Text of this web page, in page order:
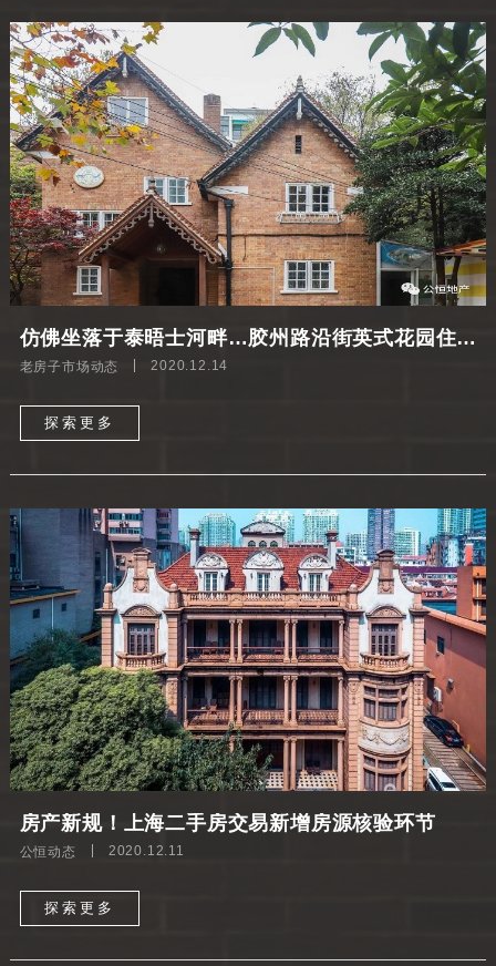
仿佛坐落于泰晤士河畔…胶州路沿街英式花园住宅（花园可停6部车）售
老房子市场动态 2020.12.14
探索更多
房产新规！上海二手房交易新增房源核验环节
公恒动态 2020.12.11
探索更多